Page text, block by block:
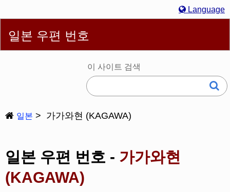
Language
Deutsch
Français
日本語
일본 우편 번호
이 사이트 검색
일본 가가와현 (KAGAWA)
일본 우편 번호 - 가가와현
(KAGAWA)